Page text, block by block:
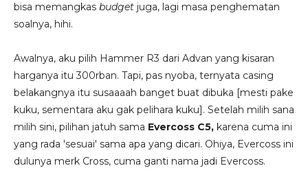
bisa memangkas budget juga, lagi masa penghematan
soalnya, hihi.
Awalnya, aku pilih Hammer R3 dari Advan yang kisaran
harganya itu 300rban. Tapi, pas nyoba, ternyata casing
belakangnya itu susaaaah banget buat dibuka [mesti pake
kuku, sementara aku gak pelihara kuku]. Setelah milih sana
milih sini, pilihan jatuh sama Evercoss C5, karena cuma ini
yang rada 'sesuai' sama apa yang dicari. Ohiya, Evercoss ini
dulunya merk Cross, cuma ganti nama jadi Evercoss.